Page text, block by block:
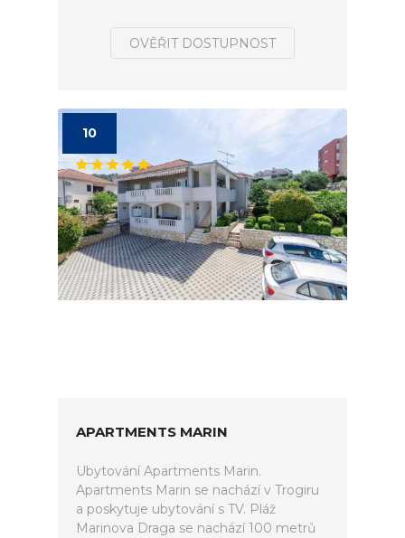
OVĚŘIT DOSTUPNOST
10
APARTMENTS MARIN
Ubytování Apartments Marin.
Apartments Marin se nachází v Trogiru
a poskytuje ubytování s TV. Pláž
Marinova Draga se nachází 100 metrů